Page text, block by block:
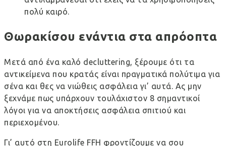
πολύ καιρό.
Θωρακίσου ενάντια στα απρόοπτα
Μετά από ένα καλό decluttering, ξέρουμε ότι τα
αντικείμενα που κρατάς είναι πραγματικά πολύτιμα για
σένα και θες να νιώθεις ασφάλεια γι’ αυτά. Ας μην
ξεχνάμε πως υπάρχουν τουλάχιστον 8 σημαντικοί
λόγοι για να αποκτήσεις ασφάλεια σπιτιού και
περιεχομένου.
Γι’ αυτό στη Eurolife FFH φροντίζουμε να σου